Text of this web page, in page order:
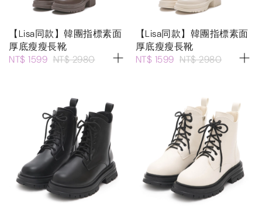
【Lisa同款】韓團指標素面
厚底瘦瘦長靴
NT$ 1599 NT$ 2980
【Lisa同款】韓團指標素面
厚底瘦瘦長靴
NT$ 1599 NT$ 2980